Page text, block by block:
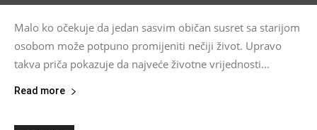
Malo ko očekuje da jedan sasvim običan susret sa starijom
osobom može potpuno promijeniti nečiji život. Upravo
takva priča pokazuje da najveće životne vrijednosti...
Read more